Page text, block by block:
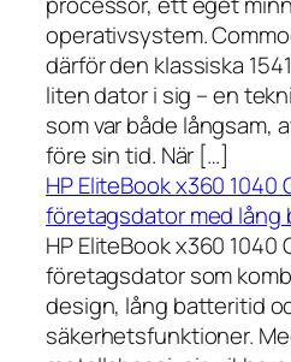
operativsystem.
därför den klassiska
liten dator i sig – en
som var både långsam,
före sin tid. När […]
HP EliteBook x360 1040
företagsdator med lång
HP EliteBook x360 1040
företagsdator som
design, lång batteritid
säkerhetsfunktioner.